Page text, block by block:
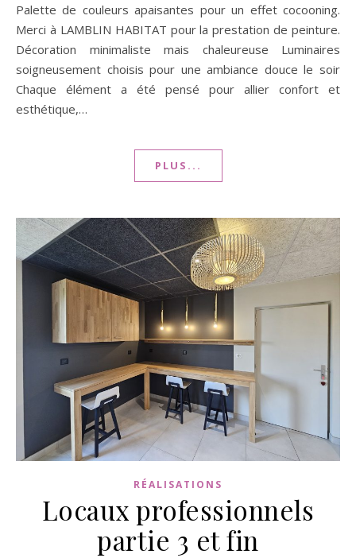
Palette de couleurs apaisantes pour un effet cocooning.
Merci à LAMBLIN HABITAT pour la prestation de peinture.
Décoration minimaliste mais chaleureuse Luminaires
soigneusement choisis pour une ambiance douce le soir
Chaque élément a été pensé pour allier confort et
esthétique,…
PLUS...
RÉALISATIONS
Locaux professionnels
partie 3 et fin